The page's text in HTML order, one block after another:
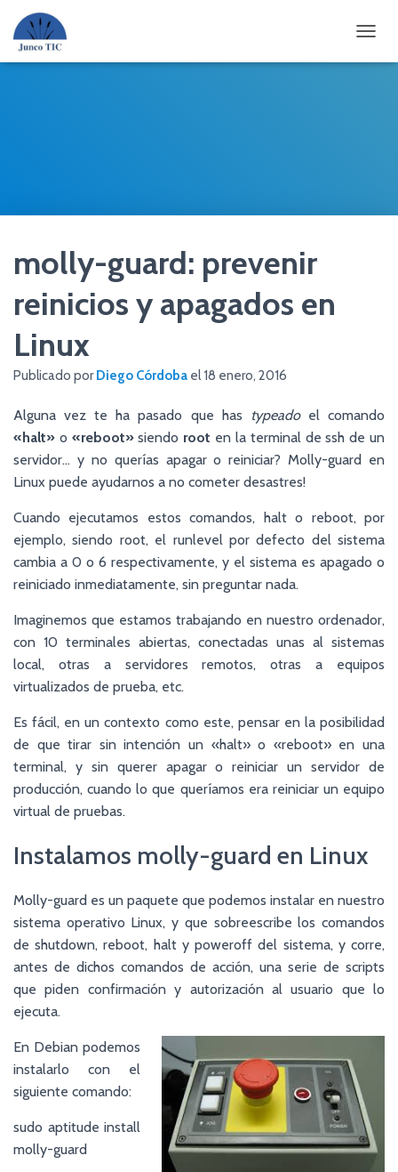
molly-guard: prevenir
reinicios y apagados en
Linux
Publicado porDiego Córdoba el18 enero, 2016
Alguna vez te ha pasado que has typeadoel comando
«halt» o «reboot»siendo root en la terminal de ssh de un
servidor… y no querías apagar o reiniciar? Molly-guard en
Linux puede ayudarnos a no cometer desastres!
Cuando ejecutamos estos comandos, halt o reboot, por
ejemplo, siendo root, el runlevel por defecto del sistema
cambia a 0 o 6 respectivamente, y el sistema es apagado o
reiniciado inmediatamente, sin preguntar nada.
Imaginemos que estamos trabajando en nuestro ordenador,
con 10 terminales abiertas, conectadas unas al sistemas
local, otras a servidores remotos, otras a equipos
virtualizados de prueba, etc.
Es fácil, en un contexto como este, pensar en la posibilidad
de que tirar sin intención un «halt» o «reboot» en una
terminal, y sin querer apagar o reiniciar un servidor de
producción, cuando lo que queríamos era reiniciar un equipo
virtual de pruebas.
Instalamos molly-guard en Linux
Molly-guard es un paquete que podemos instalar en nuestro
sistema operativo Linux, y que sobreescribe los comandos
de shutdown, reboot, halt y poweroff del sistema, y corre,
antes de dichos comandos de acción, una serie de scripts
que piden confirmación y autorización al usuario que lo
ejecuta.
En Debian podemos
instalarlo con el
siguiente comando:
sudo aptitude install
molly-guard